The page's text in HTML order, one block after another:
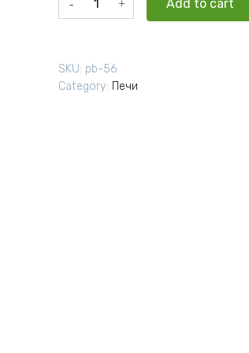
35"
Закрытая
каменка)
Add to cart
SKU: pb-56
Category: Печи